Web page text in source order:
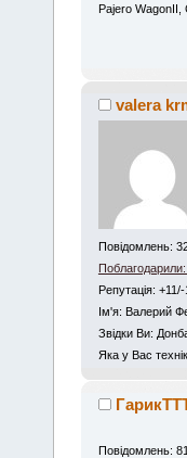
Pajero
valera
Повідомлень:
Репутація: +11/-
Iм'я: Валерий
Звідки Ви:
Яка у Вас
Повідомлень: